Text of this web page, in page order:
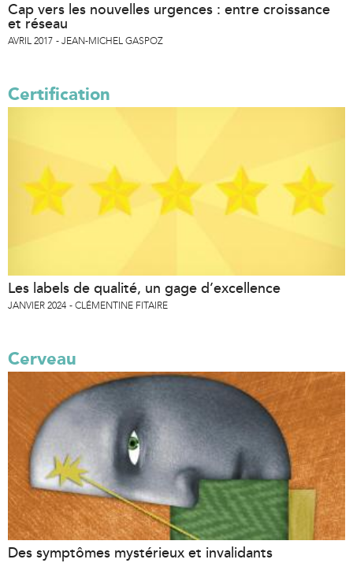
Cap vers les nouvelles urgences : entre croissance
et réseau
AVRIL 2017 JEAN-MICHEL GASPOZ
Certification
Les labels de qualité, un gage d’excellence
JANVIER 2024 CLÉMENTINE FITAIRE
Cerveau
Des symptômes mystérieux et invalidants